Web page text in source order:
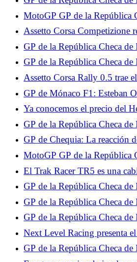
clasificación de los test, Fabio
Jorge Martín también
MotoGP GP de la República
de los Libres 2, Raúl
Quartararo cerca del Top 10
Assetto Corsa Competizione
GTWC 2025 para PS5 y
GP de la República Checa
salida, Ai Ogura
en 15º lugar
GP de la República Checa
de Ai Ogura tras su primera
Assetto Corsa Rally 0.5 trae
Grecia y servidores
GP de Mónaco F1: Esteban
por la clasificación este fin de
Ya conocemos el precio del
DisplayDash.
GP de la República Checa
clasificación final de la carrera
Bagnaia imperial, Fabio
nada
GP de Chequia: La reacción
"Muy contento con este 3º
MotoGP GP de la República
de Ai Ogura "Mañana tendré
El Trak Racer TR5 es una
simulación de vuelo de gama
GP de la República Checa
de Francesco Bagnaia "Espero
igual de bueno"
GP de la República Checa
Quartararo dimitió tras la
nada que esperar para
GP de la República Checa
Quartararo fatalista tras la
límite”
Next Level Racing presenta el
Hypercool para el simracing
GP de la República Checa
Márquez, exhausto al final de